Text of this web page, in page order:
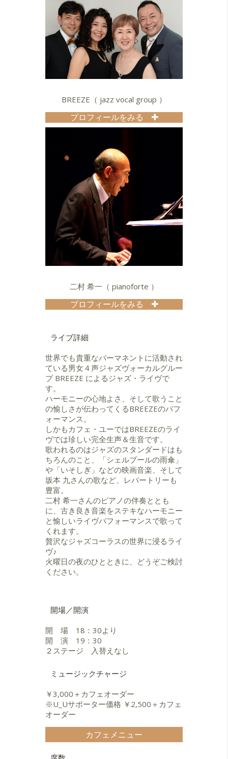
BREEZE（ jazz vocal group ）
プロフィールをみる
Soprano 小菅けいこ
Tenor 中村マナブ
Baritone 磯貝たかあき
199３年、ジャズボーカリスト後藤芳
子の門下生で結成し、活動をスター
トする。
同年、浅草アマチュアジャズコンテ
ストボーカル部門で金賞を受賞。
95年、第11回ツムラジャズボーカル
賞新人賞を受賞。
97年5月、ファーストアルバム
【FOOT STEPS】 キングレコー
ド。99年4月、セカンドアルバム【風
吹くころ】。2002年12月サードアル
バム【MY FAVORITE THINGS】スキ
ップ･レコードよりリリース。
１９９８ ～ 2009年、スイングジャー
プ部門ベスト５内にランクイン。
200９年 スイングジャーナル誌読者
人気投票ボーカルグループ部門 第3
位
混声のジャズ・ボーカル・カルテッ
ト。
レパートリーは、ジャズのスタンダ
ードナンバーを中心にポップス、ミ
ュージカル・ナンバーや日
本の楽曲までと幅広い。広い音域や
スキャットを活かしたアレンジによ
るスイング感あふれるハーモニー、
そして親しみやすいステージで好評
を得ている。コンサートや各地のジ
ャズフェスティバル、テレビ･ラジオ
等の番組出演、ジャズ・クラブでの
活動、スタジオワークなどの他、学
校コンサート等の活動も行ってい
る。2007年には日本人として初めて
富士通コンコード・ジャズ・フェス
ティバルに出演する。
南雲堂から出版される2012年度版、
大学用英語教科書「エコアクション
と経済」に活動内容が掲
また1998年より毎年ロサンゼルスで
公演を行い、サラ・ボーン、フラン
ク・シナトラ、エラ・フィッツジェ
ラルド、ナタリー・コールなどの伴
奏者でもある、ジョージ・ギャフニ
ー（Pf）、ハロルド・ジョーンズ
（G）、ジム・ヒューワット（B）、
くのミュージシャンと共演。ハワ
イ、サンフランシスコ、中国、韓国
でも公演。2009年５月にはオラン
ダ・ブレダ・ジャズ・フェスティバ
ルに出演し、オープニングアクトや
二村 希一（ pianoforte ）
プロフィールをみる
から演奏の仕事を始める。鈴木明男
クインテット、宮の上貴昭カルテッ
ト、リチャードパインバンド、遠山
晃司トリオ、フランシス＆ゾナス
ル、レイラコムサウダ－ジ、加藤崇
之クインテット、松井洋クインテッ
ト、ジョン・ネプチューン、ミスト
ラーダ（ブラジル音楽）竹内理美
（vo）バンド、ミナスイング（ブラ
ジル音楽）、松尾明トリオ等に参
加。
現在、テイクテン、伊勢秀一郎
（tp）バンド、小島のり子バンド、
野間瞳（vo）バンド、Sem Voce（ブ
ラジル音楽）などでも演奏してい
る。
自分のクインテットでは「クインテ
ットのＣＤが発売された。
2009年12月にトリオアルバムとして
は初リーダー作の「My Favorite
Tunes」をリリースした。
■参加ＣＤ■
「Romancing」OMAGATOKI
「Pretending」 KING
以上 大橋美加 vo
「Dance for One In Six」 佼成出版
「The Circle」コロンビア
以上 John Neptune 尺八
「Always」KING （カセットテー
プ）マーサ三宅 vo
「I hadn't anyone till you」安部久
美子vo
「Dance with dreams」金子恵 vo
「Camaradas Na Bossa」NEC
「Bossa Animada」 OMCA-2
以上、スーパーサンバセッション
ライブ詳細
世界でも貴重なパーマネントに活動され
ている男女４声ジャズヴォーカルグルー
プ BREEZE によるジャズ・ライヴで
す。
ハーモニーの心地よさ、そして歌うこと
の愉しさが伝わってくるBREEZEのパフ
ォーマンス。
しかもカフェ・ユーではBREEZEのライ
ヴでは珍しい完全生声＆生音です。
歌われるのはジャズのスタンダードはも
ちろんのこと、「シェルブールの雨傘」
や「いそしぎ」などの映画音楽、そして
坂本 九さんの歌など、レパートリーも
豊富。
二村 希一さんのピアノの伴奏ととも
に、古き良き音楽をステキなハーモニー
と愉しいライヴパフォーマンスで歌って
くれます。
贅沢なジャズコーラスの世界に浸るライ
ヴ♪
火曜日の夜のひとときに、どうぞご検討
ください。
開場／開演
開 場 18：30より
開 演 19：30
２ステージ 入替えなし
ミュージックチャージ
￥3,000＋カフェオーダー
※U_Uサポーター価格 ￥2,500＋カフェ
オーダー
カフェメニュー